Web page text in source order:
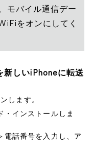
モバイル通信デー
をオンにしてく
新しいiPhoneに転送
します。
インストールしま
話番号を入力し、ア